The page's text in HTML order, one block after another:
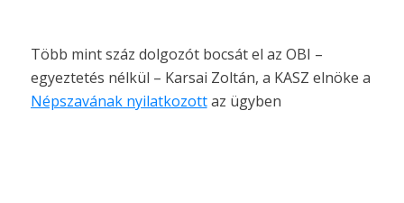
Több mint száz dolgozót bocsát el az OBI –
egyeztetés nélkül – Karsai Zoltán, a KASZ elnöke a
Népszavának nyilatkozottaz ügyben